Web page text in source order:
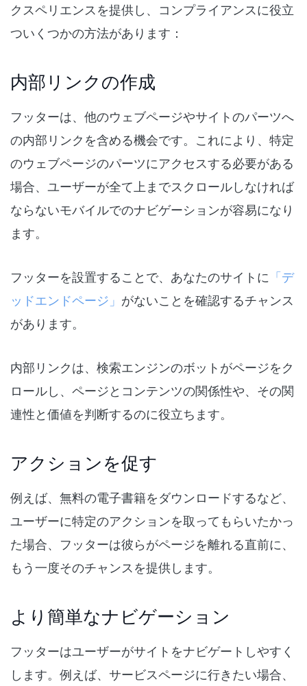
クスペリエンスを提供し、コンプライアンスに役立
ついくつかの方法があります：
内部リンクの作成
フッターは、他のウェブページやサイトのパーツへ
の内部リンクを含める機会です。これにより、特定
のウェブページのパーツにアクセスする必要がある
場合、ユーザーが全て上までスクロールしなければ
ならないモバイルでのナビゲーションが容易になり
ます。
フッターを設置することで、あなたのサイトに 「デ
ッドエンドページ」 がないことを確認するチャンス
があります。
内部リンクは、検索エンジンのボットがページをク
ロールし、ページとコンテンツの関係性や、その関
連性と価値を判断するのに役立ちます。
アクションを促す
例えば、無料の電子書籍をダウンロードするなど、
ユーザーに特定のアクションを取ってもらいたかっ
た場合、フッターは彼らがページを離れる直前に、
もう一度そのチャンスを提供します。
より簡単なナビゲーション
フッターはユーザーがサイトをナビゲートしやすく
します。例えば、サービスページに行きたい場合、